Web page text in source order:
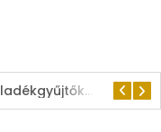
Kérjük a hulladékgyűjtők rendeltetésszerű használatát!